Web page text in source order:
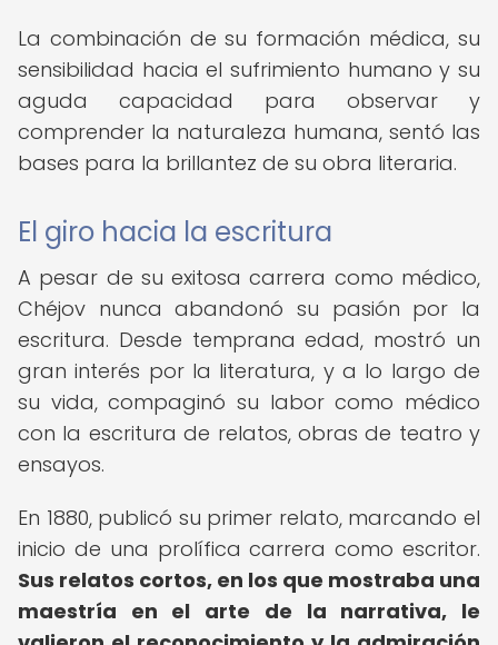
La combinación de su formación médica, su
sensibilidad hacia el sufrimiento humano y su
aguda capacidad para observar y
comprender la naturaleza humana, sentó las
bases para la brillantez de su obra literaria.
El giro hacia la escritura
A pesar de su exitosa carrera como médico,
Chéjov nunca abandonó su pasión por la
escritura. Desde temprana edad, mostró un
gran interés por la literatura, y a lo largo de
su vida, compaginó su labor como médico
con la escritura de relatos, obras de teatro y
ensayos.
En 1880, publicó su primer relato, marcando el
inicio de una prolífica carrera como escritor.
Sus relatos cortos, en los que mostraba una
maestría en el arte de la narrativa, le